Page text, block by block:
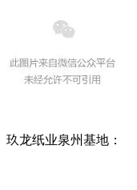
玖龙纸业泉州基地：